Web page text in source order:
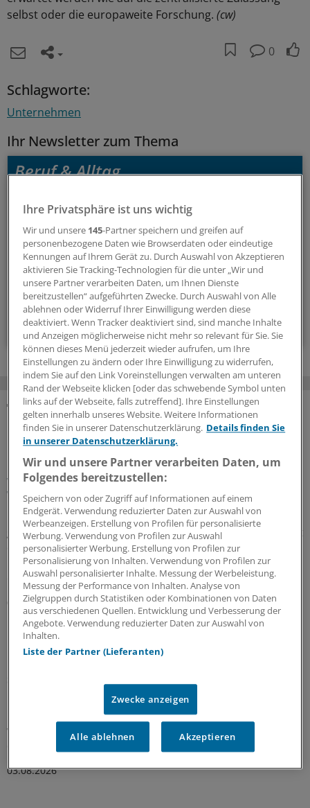
selbst oder die europaweite Forschung. (cw)
0
Schlagworte:
Unternehmen
Ihr Newsletter zum Thema
Beruf & Alltag
Nützliches für Ihre tägliche Arbeit, lassen Sie sich von
Kolleginnen und Kollegen inspirieren - und seien Sie immer
einen Schritt voraus.
wöchentlich (Sonntag)
Zum Abonnieren bitte anmelden
MEHR ZUM THEMA
Präventionsoffensive
Gesundheitsrechtler Thomas Schlegel: „Krankheit
wirkt wie eine stille Rezession im Inneren der
Wirtschaft“
Die Koalition will die Prävention als
gesamtgesellschaftliche Aufgabe stärken. Richtig so, sagt
der Gesundheitsrechtler Professor Thomas Schlegel im
Interview mit der Ärzte Zeitung. Das Thema habe aber
eine viel größere Dimension als viele meinten.
07.08.2026
Leitliniennutzung
In hausärztlichen Praxen wird durchaus regelmäßig auf
Leitlinien zurückgegriffen – eine Umfrage zeigt allerdings
wegen Zeitmangels und zu umfangreicher Dokumente
deutlichen Verbesserungsbedarf.
03.08.2026
Ihre Privatsphäre ist uns wichtig
Wir und unsere 145-Partner speichern und greifen auf
personenbezogene Daten wie Browserdaten oder eindeutige
Kennungen auf Ihrem Gerät zu. Durch Auswahl von Akzeptieren
aktivieren Sie Tracking-Technologien für die unter „Wir und
unsere Partner verarbeiten Daten, um Ihnen Dienste
bereitzustellen“ aufgeführten Zwecke. Durch Auswahl von Alle
ablehnen oder Widerruf Ihrer Einwilligung werden diese
deaktiviert. Wenn Tracker deaktiviert sind, sind manche Inhalte
und Anzeigen möglicherweise nicht mehr so relevant für Sie. Sie
können dieses Menü jederzeit wieder aufrufen, um Ihre
Einstellungen zu ändern oder Ihre Einwilligung zu widerrufen,
indem Sie auf den Link Voreinstellungen verwalten am unteren
Rand der Webseite klicken [oder das schwebende Symbol unten
links auf der Webseite, falls zutreffend]. Ihre Einstellungen
gelten innerhalb unseres Website. Weitere Informationen
finden Sie in unserer Datenschutzerklärung. Details finden Sie
in unserer Datenschutzerklärung.
Wir und unsere Partner verarbeiten Daten, um
Folgendes bereitzustellen:
Speichern von oder Zugriff auf Informationen auf einem
Endgerät. Verwendung reduzierter Daten zur Auswahl von
Werbeanzeigen. Erstellung von Profilen für personalisierte
Werbung. Verwendung von Profilen zur Auswahl
personalisierter Werbung. Erstellung von Profilen zur
Personalisierung von Inhalten. Verwendung von Profilen zur
Auswahl personalisierter Inhalte. Messung der Werbeleistung.
Messung der Performance von Inhalten. Analyse von
Zielgruppen durch Statistiken oder Kombinationen von Daten
aus verschiedenen Quellen. Entwicklung und Verbesserung der
Angebote. Verwendung reduzierter Daten zur Auswahl von
Inhalten.
Liste der Partner (Lieferanten)
Zwecke anzeigen
Alle ablehnen Akzeptieren